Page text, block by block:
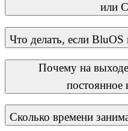
или
Что делать, если
Почему на
постоянное
Сколько времени